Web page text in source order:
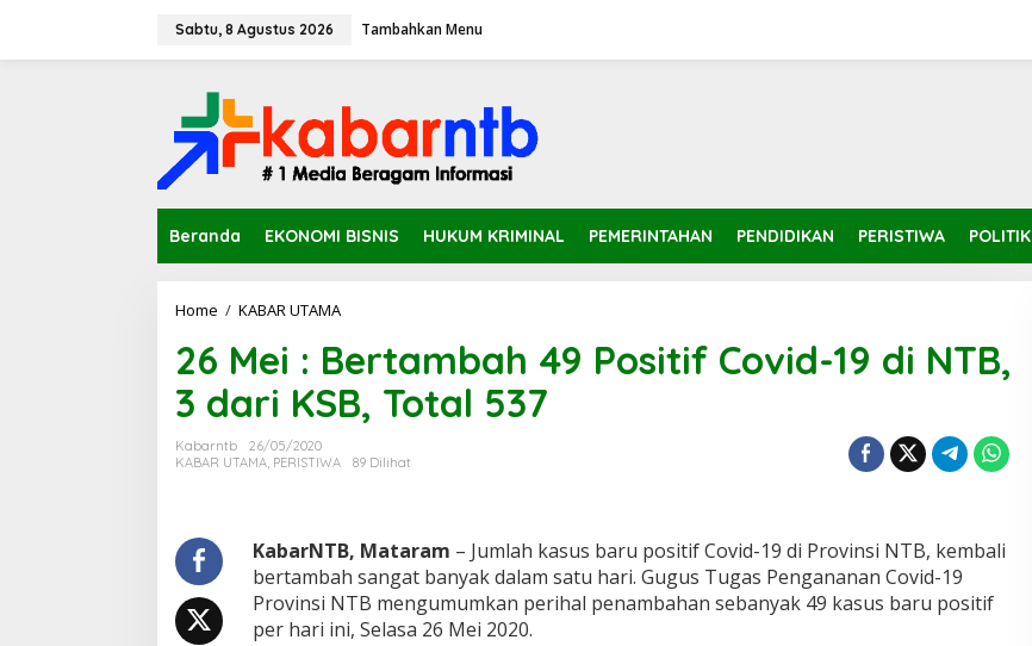
Sabtu, 8 Agustus 2026 Tambahkan Menu
Beranda EKONOMI BISNIS HUKUM KRIMINAL PEMERINTAHAN PENDIDIKAN PERISTIWA POLITIK
Home / KABAR UTAMA
M
e
i
:
m
b
a
h
4
26 Mei : Bertambah 49 Positif Covid-19 di NTB,
3 dari KSB, Total 537
Kabarntb
26/05/2020
KABAR UTAMA, PERISTIWA 89 Dilihat
KabarNTB, Mataram – Jumlah kasus baru positif Covid-19 di Provinsi NTB, kembali
bertambah sangat banyak dalam satu hari. Gugus Tugas Pengananan Covid-19
Provinsi NTB mengumumkan perihal penambahan sebanyak 49 kasus baru positif
per hari ini, Selasa 26 Mei 2020.